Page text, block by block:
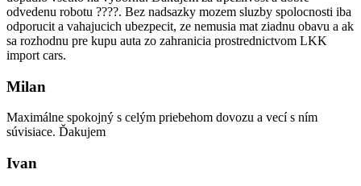
odvedenu robotu ????. Bez nadsazky mozem sluzby spolocnosti iba
odporucit a vahajucich ubezpecit, ze nemusia mat ziadnu obavu a ak
sa rozhodnu pre kupu auta zo zahranicia prostrednictvom LKK
import cars.
Milan
Maximálne spokojný s celým priebehom dovozu a vecí s ním
súvisiace. Ďakujem
Ivan